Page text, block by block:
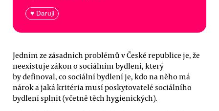
♥ Daruji
Jedním ze zásadních problémů v České republice je, že
neexistuje zákon o sociálním bydlení, který
by definoval, co sociální bydlení je, kdo na něho má
nárok a jaká kritéria musí poskytovatelé sociálního
bydlení splnit (včetně těch hygienických).